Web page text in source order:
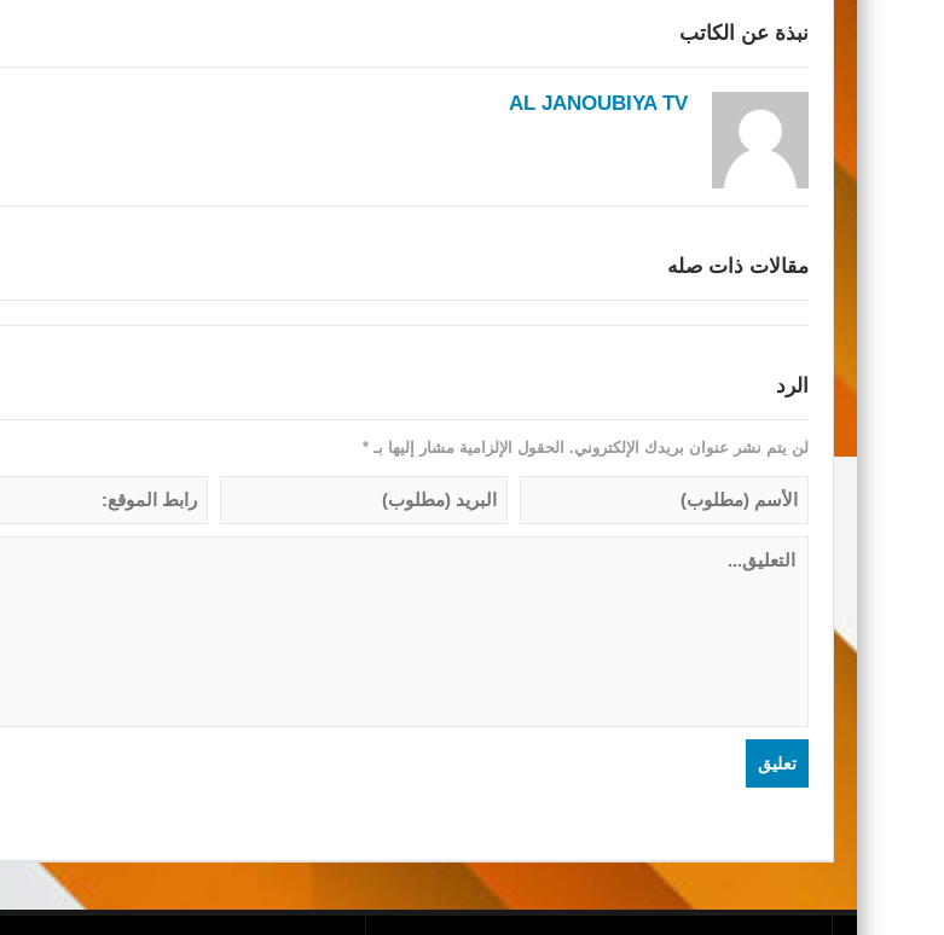
نبذة عن الكاتب
AL JANOUBIYA TV
مقالات ذات صله
الرد
لن يتم نشر عنوان بريدك الإلكتروني. الحقول الإلزامية مشار إليها بـ *